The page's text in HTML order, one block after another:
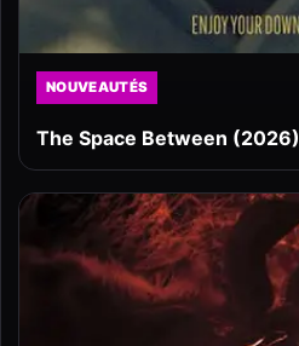
NOUVEAUTÉS
The Space Between (2026)